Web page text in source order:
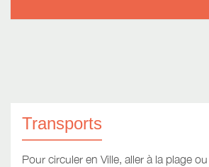
Transports
Pour circuler en Ville, aller à la plage